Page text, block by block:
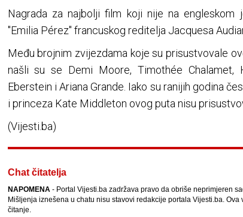
Nagrada za najbolji film koji nije na engleskom
"Emilia Pérez" francuskog reditelja Jacquesa
Među brojnim zvijezdama koje su prisustvovale
našli su se Demi Moore, Timothée Chalamet,
Eberstein i Ariana Grande. Iako su ranijih godina
i princeza Kate Middleton ovog puta nisu
(Vijesti.ba)
Chat čitatelja
NAPOMENA- Portal Vijesti.ba zadržava pravo da obriše neprimjeren
Mišljenja iznešena u chatu nisu stavovi redakcije portala Vijesti.ba. Ova
čitanje.